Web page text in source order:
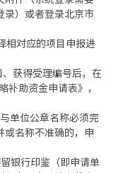
录）或者登录北京市
相对应的项目申报进
获得受理编号后，在
补助资金申请表》，
单位公章名称必须完
或名称不准确的，申
行印鉴（即申请单